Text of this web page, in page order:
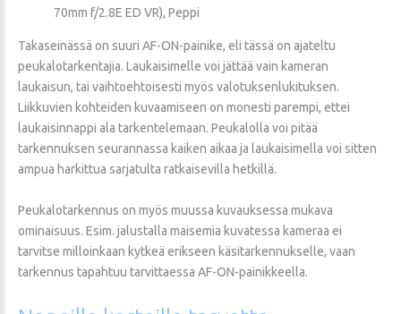
70mm f/2.8E ED VR), Peppi
Takaseinässä on suuri AF-ON-painike, eli tässä on ajateltu
peukalotarkentajia. Laukaisimelle voi jättää vain kameran
laukaisun, tai vaihtoehtoisesti myös valotuksenlukituksen.
Liikkuvien kohteiden kuvaamiseen on monesti parempi, ettei
laukaisinnappi ala tarkentelemaan. Peukalolla voi pitää
tarkennuksen seurannassa kaiken aikaa ja laukaisimella voi sitten
ampua harkittua sarjatulta ratkaisevilla hetkillä.
Peukalotarkennus on myös muussa kuvauksessa mukava
ominaisuus. Esim. jalustalla maisemia kuvatessa kameraa ei
tarvitse milloinkaan kytkeä erikseen käsitarkennukselle, vaan
tarkennus tapahtuu tarvittaessa AF-ON-painikkeella.